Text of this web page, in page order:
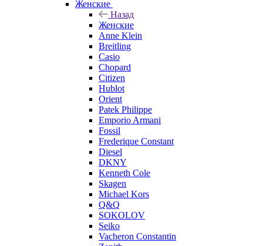
Женские
Назад
Женские
Anne Klein
Breitling
Casio
Chopard
Citizen
Hublot
Orient
Patek Philippe
Emporio Armani
Fossil
Frederique Constant
Diesel
DKNY
Kenneth Cole
Skagen
Michael Kors
Q&Q
SOKOLOV
Seiko
Vacheron Constantin